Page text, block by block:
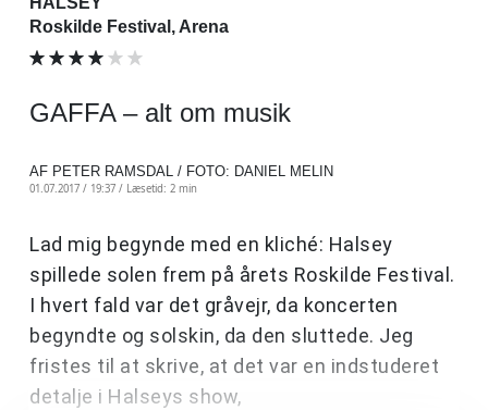
Roskilde Festival, Arena
GAFFA – alt om musik
AF PETER RAMSDAL / FOTO: DANIEL MELIN
01.07.2017 / 19:37 / Læsetid: 2 min
Lad mig begynde med en kliché: Halsey
spillede solen frem på årets Roskilde Festival.
I hvert fald var det gråvejr, da koncerten
begyndte og solskin, da den sluttede. Jeg
fristes til at skrive, at det var en indstuderet
detalje i Halseys show,